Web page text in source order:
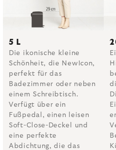
5 L
Die ikonische kleine
Schönheit, die NewIcon,
perfekt für das
Badezimmer oder neben
einem Schreibtisch.
Verfügt über ein
Fußpedal, einen leisen
Soft-Close-Deckel und
eine perfekte
Abdichtung, die das